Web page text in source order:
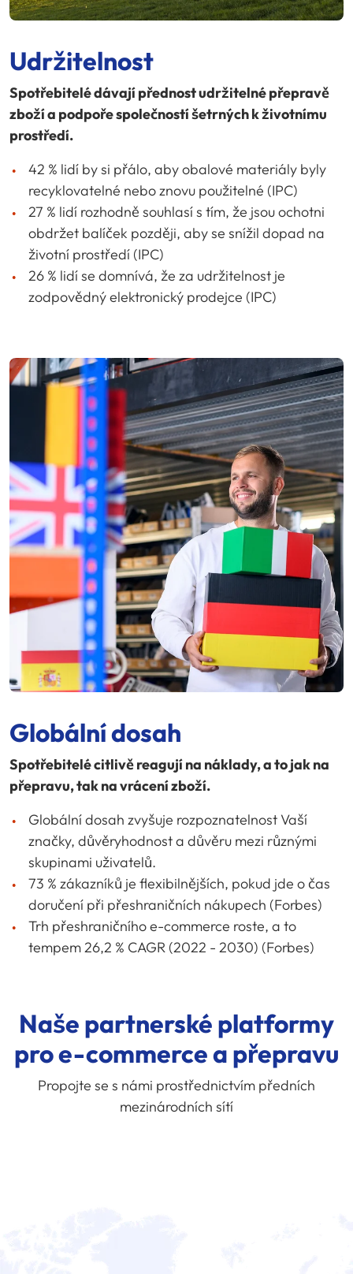
Udržitelnost
Spotřebitelé dávají přednost udržitelné přepravě
zboží a podpoře společností šetrných k životnímu
prostředí.
42 % lidí by si přálo, aby obalové materiály byly
recyklovatelné nebo znovu použitelné (IPC)
27 % lidí rozhodně souhlasí s tím, že jsou ochotni
obdržet balíček později, aby se snížil dopad na
životní prostředí (IPC)
26 % lidí se domnívá, že za udržitelnost je
zodpovědný elektronický prodejce (IPC)
Globální dosah
Spotřebitelé citlivě reagují na náklady, a to jak na
přepravu, tak na vrácení zboží.
Globální dosah zvyšuje rozpoznatelnost Vaší
značky, důvěryhodnost a důvěru mezi různými
skupinami uživatelů.
73 % zákazníků je flexibilnějších, pokud jde o čas
doručení při přeshraničních nákupech (Forbes)
Trh přeshraničního e-commerce roste, a to
tempem 26,2 % CAGR (2022 - 2030) (Forbes)
Naše partnerské platformy
pro e-commerce a přepravu
Propojte se s námi prostřednictvím předních
mezinárodních sítí